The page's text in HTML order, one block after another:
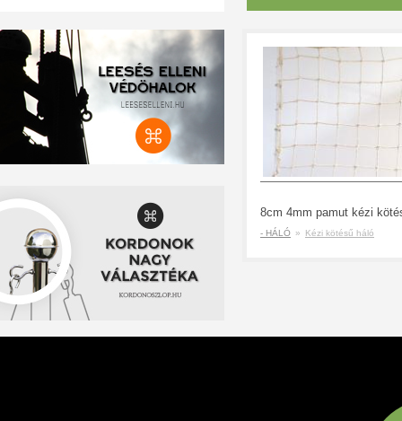
8cm 4mm pamut kézi
- HÁLÓ » Kézi kötésű háló